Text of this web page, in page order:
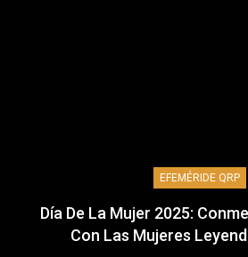
EFEMÉRIDE QRP
Día De La Mujer 2025:
Con Las Mujeres